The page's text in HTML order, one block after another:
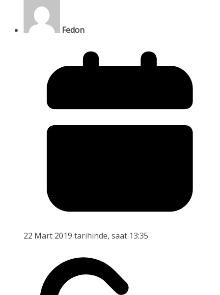
Fedon
22 Mart 2019 tarihinde, saat 13:35